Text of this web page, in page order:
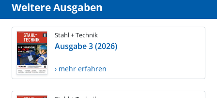
Weitere Ausgaben
Stahl + Technik
Ausgabe 3 (2026)
› mehr erfahren